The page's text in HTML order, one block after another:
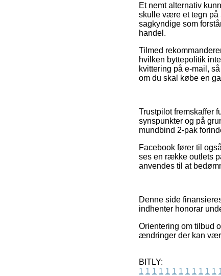
Et nemt alternativ
skulle være et tegn på
sagkyndige som
handel.
Tilmed
hvilken byttepolitik
kvittering på e-mail,
om du skal købe en
Trustpilot fremskaffer
synspunkter og på
mundbind 2-pak
Facebook fører til
ses en række outlets
anvendes til at
Denne side
indhenter honorar
Orientering om tilbud
ændringer der kan
BITLY:
1 1 1 1 1 1 1 1 1 1 1 1